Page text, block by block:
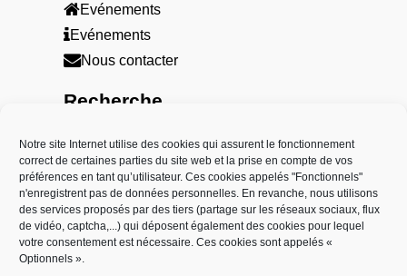
Notre site Internet utilise des cookies qui assurent le fonctionnement
correct de certaines parties du site web et la prise en compte de vos
préférences en tant qu’utilisateur. Ces cookies appelés "Fonctionnels"
n'enregistrent pas de données personnelles. En revanche, nous utilisons
des services proposés par des tiers (partage sur les réseaux sociaux, flux
de vidéo, captcha,...) qui déposent également des cookies pour lequel
votre consentement est nécessaire. Ces cookies sont appelés «
Optionnels ».
Evénements
Evénements
Nous contacter
Recherche
Partenaires